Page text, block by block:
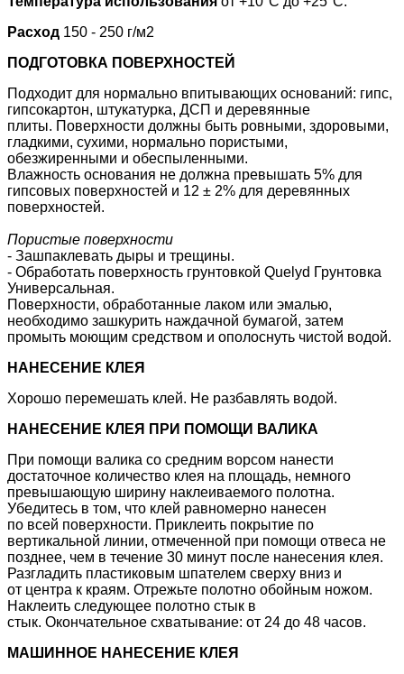
Расход 150 - 250 г/м2
ПОДГОТОВКА ПОВЕРХНОСТЕЙ
Подходит для нормально впитывающих оснований: гипс,
гипсокартон, штукатурка, ДСП и деревянные
плиты. Поверхности должны быть ровными, здоровыми,
гладкими, сухими, нормально пористыми,
обезжиренными и обеспыленными.
Влажность основания не должна превышать 5% для
гипсовых поверхностей и 12 ± 2% для деревянных
поверхностей.
Пористые поверхности
- Зашпаклевать дыры и трещины.
- Обработать поверхность грунтовкой Quelyd Грунтовка
Универсальная.
Поверхности, обработанные лаком или эмалью,
необходимо зашкурить наждачной бумагой, затем
промыть моющим средством и ополоснуть чистой водой.
НАНЕСЕНИЕ КЛЕЯ
Хорошо перемешать клей. Не разбавлять водой.
НАНЕСЕНИЕ КЛЕЯ ПРИ ПОМОЩИ ВАЛИКА
При помощи валика со средним ворсом нанести
достаточное количество клея на площадь, немного
превышающую ширину наклеиваемого полотна.
Убедитесь в том, что клей равномерно нанесен
по всей поверхности. Приклеить покрытие по
вертикальной линии, отмеченной при помощи отвеса не
позднее, чем в течение 30 минут после нанесения клея.
Разгладить пластиковым шпателем сверху вниз и
от центра к краям. Отрежьте полотно обойным ножом.
Наклеить следующее полотно стык в
стык. Окончательное схватывание: от 24 до 48 часов.
МАШИННОЕ НАНЕСЕНИЕ КЛЕЯ